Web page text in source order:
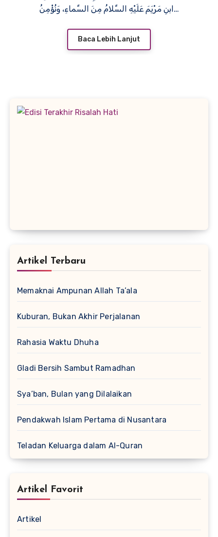
ابنِ مَرْيَمَ عَلَيْهِ السَّلامُ مِنَ السَّماءِ، وَنُؤْمِنُ…
Baca Lebih Lanjut
Artikel Terbaru
Memaknai Ampunan Allah Ta’ala
Kuburan, Bukan Akhir Perjalanan
Rahasia Waktu Dhuha
Gladi Bersih Sambut Ramadhan
Sya’ban, Bulan yang Dilalaikan
Pendakwah Islam Pertama di Nusantara
Teladan Keluarga dalam Al-Quran
Artikel Favorit
Artikel